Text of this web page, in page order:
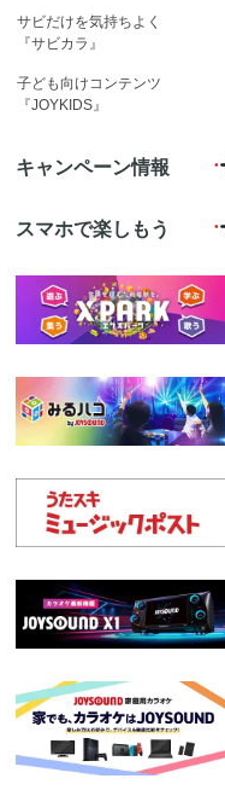
サビだけを気持ちよく
『サビカラ』
子ども向けコンテンツ
『JOYKIDS』
キャンペーン情報
スマホで楽しもう